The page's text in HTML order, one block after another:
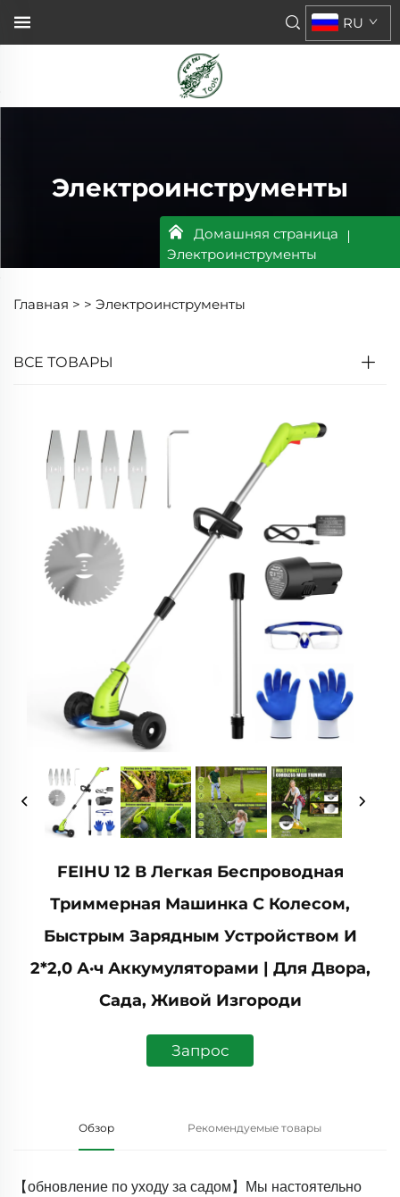
RU
Электроинструменты
Домашняя страница
Электроинструменты
Главная > > Электроинструменты
ВСЕ ТОВАРЫ
FEIHU 12 В Легкая Беспроводная
Триммерная Машинка С Колесом,
Быстрым Зарядным Устройством И
2*2,0 А·ч Аккумуляторами | Для Двора,
Сада, Живой Изгороди
Запрос
Обзор Рекомендуемые товары
【обновление по уходу за садом】Мы настоятельно